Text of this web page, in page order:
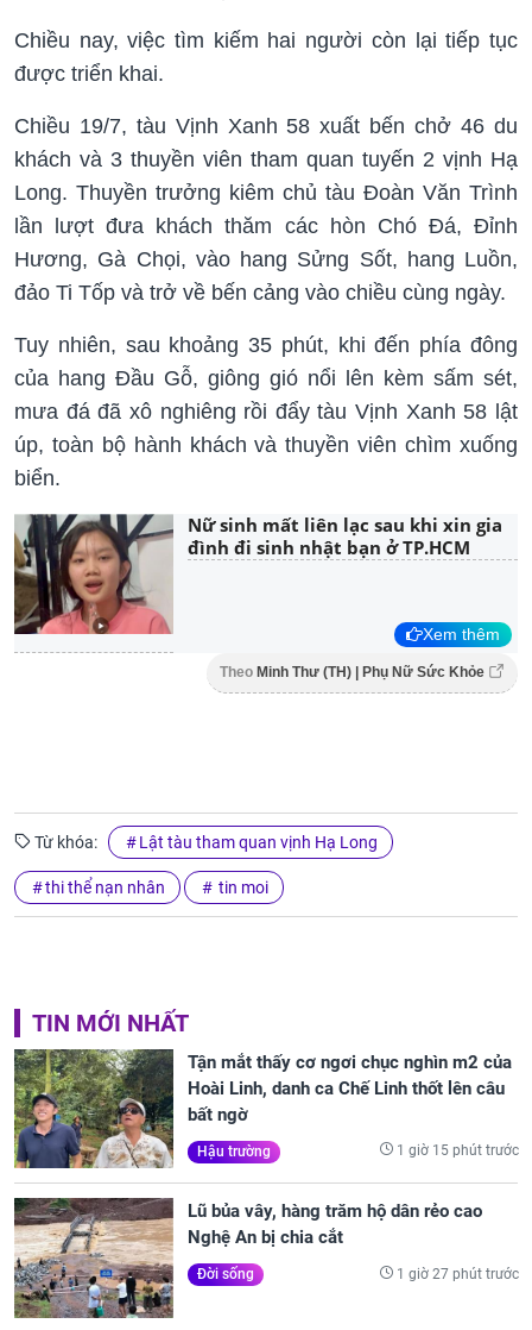
Chiều nay, việc tìm kiếm hai người còn lại tiếp tục
được triển khai.
Chiều 19/7, tàu Vịnh Xanh 58 xuất bến chở 46 du
khách và 3 thuyền viên tham quan tuyến 2 vịnh Hạ
Long. Thuyền trưởng kiêm chủ tàu Đoàn Văn Trình
lần lượt đưa khách thăm các hòn Chó Đá, Đỉnh
Hương, Gà Chọi, vào hang Sửng Sốt, hang Luồn,
đảo Ti Tốp và trở về bến cảng vào chiều cùng ngày.
Tuy nhiên, sau khoảng 35 phút, khi đến phía đông
của hang Đầu Gỗ, giông gió nổi lên kèm sấm sét,
mưa đá đã xô nghiêng rồi đẩy tàu Vịnh Xanh 58 lật
úp, toàn bộ hành khách và thuyền viên chìm xuống
biển.
Nữ sinh mất liên lạc sau khi xin gia
đình đi sinh nhật bạn ở TP.HCM
Xem thêm
Theo Minh Thư (TH) | Phụ Nữ Sức Khỏe
Từ khóa: Lật tàu tham quan vịnh Hạ Long
thi thể nạn nhân tin moi
TIN MỚI NHẤT
Tận mắt thấy cơ ngơi chục nghìn m2 của
Hoài Linh, danh ca Chế Linh thốt lên câu
bất ngờ
Hậu trường 1 giờ 15 phút trước
Lũ bủa vây, hàng trăm hộ dân rẻo cao
Nghệ An bị chia cắt
Đời sống 1 giờ 27 phút trước